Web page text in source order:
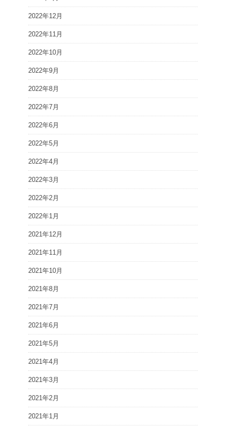
2022年12月
2022年11月
2022年10月
2022年9月
2022年8月
2022年7月
2022年6月
2022年5月
2022年4月
2022年3月
2022年2月
2022年1月
2021年12月
2021年11月
2021年10月
2021年8月
2021年7月
2021年6月
2021年5月
2021年4月
2021年3月
2021年2月
2021年1月